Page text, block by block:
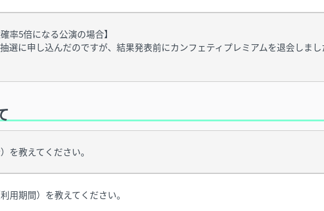
率5倍になる公演の場合】
選に申し込んだのですが、結果発表前にカンフェティプレミアムを退会しまし
を教えてください。
用期間）を教えてください。